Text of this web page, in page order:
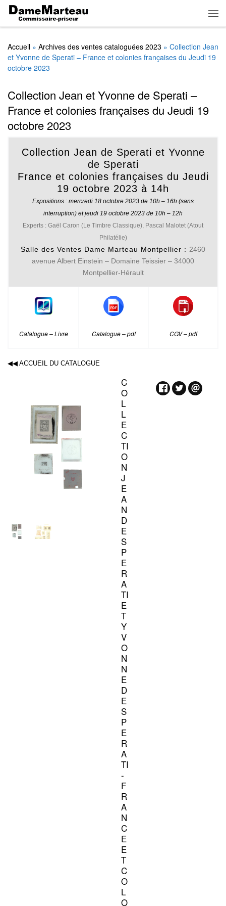
Skip to content
Accueil » Archives des ventes cataloguées 2023 » Collection Jean
et Yvonne de Sperati – France et colonies françaises du Jeudi 19
octobre 2023
Collection Jean et Yvonne de Sperati –
France et colonies françaises du Jeudi 19
octobre 2023
Collection Jean de Sperati et Yvonne
de Sperati
France et colonies françaises du Jeudi
19 octobre 2023 à 14h
Expositions : mercredi 18 octobre 2023 de 10h – 16h (sans
interruption) et jeudi 19 octobre 2023 de 10h – 12h
Experts : Gaël Caron (Le Timbre Classique), Pascal Malotet (Atout
Philatélie)
Salle des Ventes Dame Marteau Montpellier : 2460
avenue Albert Einstein – Domaine Teissier – 34000
Montpellier-Hérault
Catalogue – Livre Catalogue – pdf CGV – pdf
◀◀ ACCUEIL DU CATALOGUE
C
O
L
L
E
C
TI
O
N
J
E
A
N
D
E
S
P
E
R
A
TI
E
T
Y
V
O
N
N
E
D
E
S
P
E
R
A
TI
-
F
R
A
N
C
E
E
T
C
O
L
O